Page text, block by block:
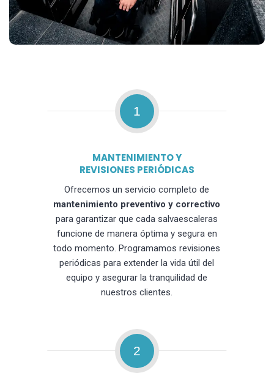
1
MANTENIMIENTO Y
REVISIONES PERIÓDICAS
Ofrecemos un servicio completo de
mantenimiento preventivo y correctivo
para garantizar que cada salvaescaleras
funcione de manera óptima y segura en
todo momento. Programamos revisiones
periódicas para extender la vida útil del
equipo y asegurar la tranquilidad de
nuestros clientes.
2